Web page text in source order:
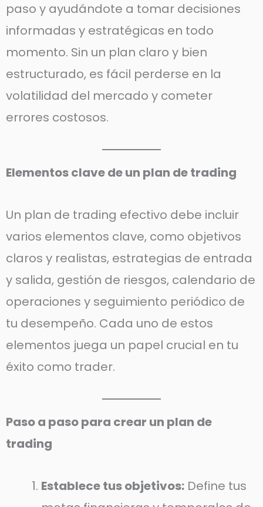
paso y ayudándote a tomar decisiones
informadas y estratégicas en todo
momento. Sin un plan claro y bien
estructurado, es fácil perderse en la
volatilidad del mercado y cometer
errores costosos.
Elementos clave de un plan de trading
Un plan de trading efectivo debe incluir
varios elementos clave, como objetivos
claros y realistas, estrategias de entrada
y salida, gestión de riesgos, calendario de
operaciones y seguimiento periódico de
tu desempeño. Cada uno de estos
elementos juega un papel crucial en tu
éxito como trader.
Paso a paso para crear un plan de
trading
Establece tus objetivos: Define tus